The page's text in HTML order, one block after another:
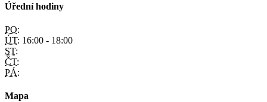
Úřední hodiny
PO:
ÚT: 16:00 - 18:00
ST:
ČT:
PÁ:
Mapa